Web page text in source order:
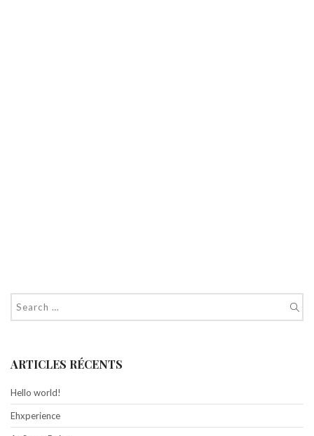
ARTICLES RÉCENTS
Hello world!
Ehxperience